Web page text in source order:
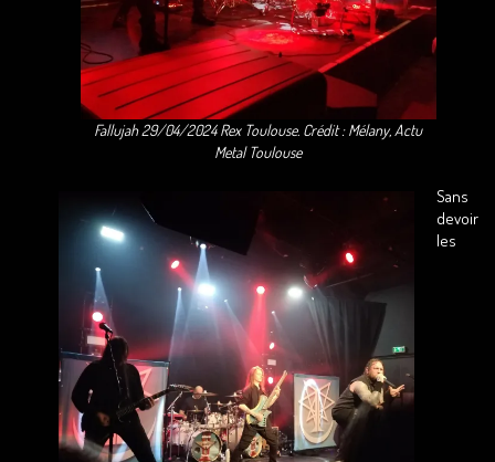
Fallujah 29/04/2024 Rex Toulouse. Crédit : Mélany, Actu
Metal Toulouse
Sans
devoir
les